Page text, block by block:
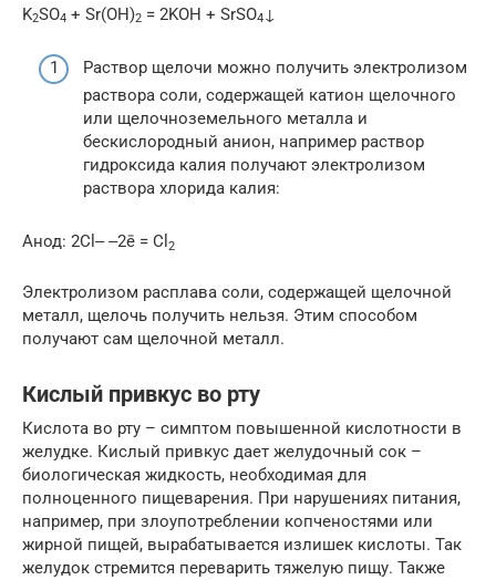
K2SO4 + Sr(OH)2 = 2KOH + SrSO4 ↓
Раствор щелочи можно получить электролизом
раствора соли, содержащей катион щелочного
или щелочноземельного металла и
бескислородный анион, например раствор
гидроксида калия получают электролизом
раствора хлорида калия:
Анод: 2Cl‒ ‒2ē = Cl 2
Электролизом расплава соли, содержащей щелочной
металл, щелочь получить нельзя. Этим способом
получают сам щелочной металл.
Кислый привкус во рту
Кислота во рту – симптом повышенной кислотности в
желудке. Кислый привкус дает желудочный сок –
биологическая жидкость, необходимая для
полноценного пищеварения. При нарушениях питания,
например, при злоупотреблении копченостями или
жирной пищей, вырабатывается излишек кислоты. Так
желудок стремится переварить тяжелую пищу. Также